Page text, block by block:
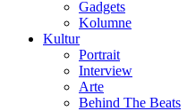
Gadgets
Kolumne
Kultur
Portrait
Interview
Arte
Behind The Beats